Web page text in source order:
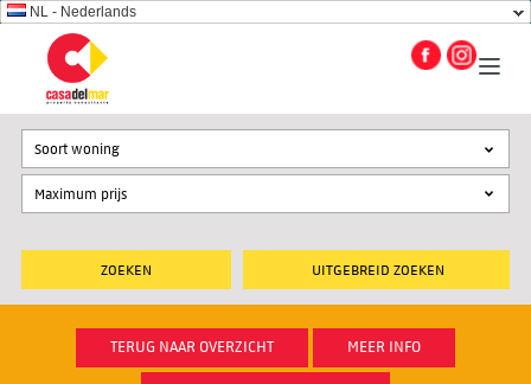
NL - Nederlands
UITGEBREID ZOEKEN
Soort woning
TERUG NAAR OVERZICHT MEER INFO